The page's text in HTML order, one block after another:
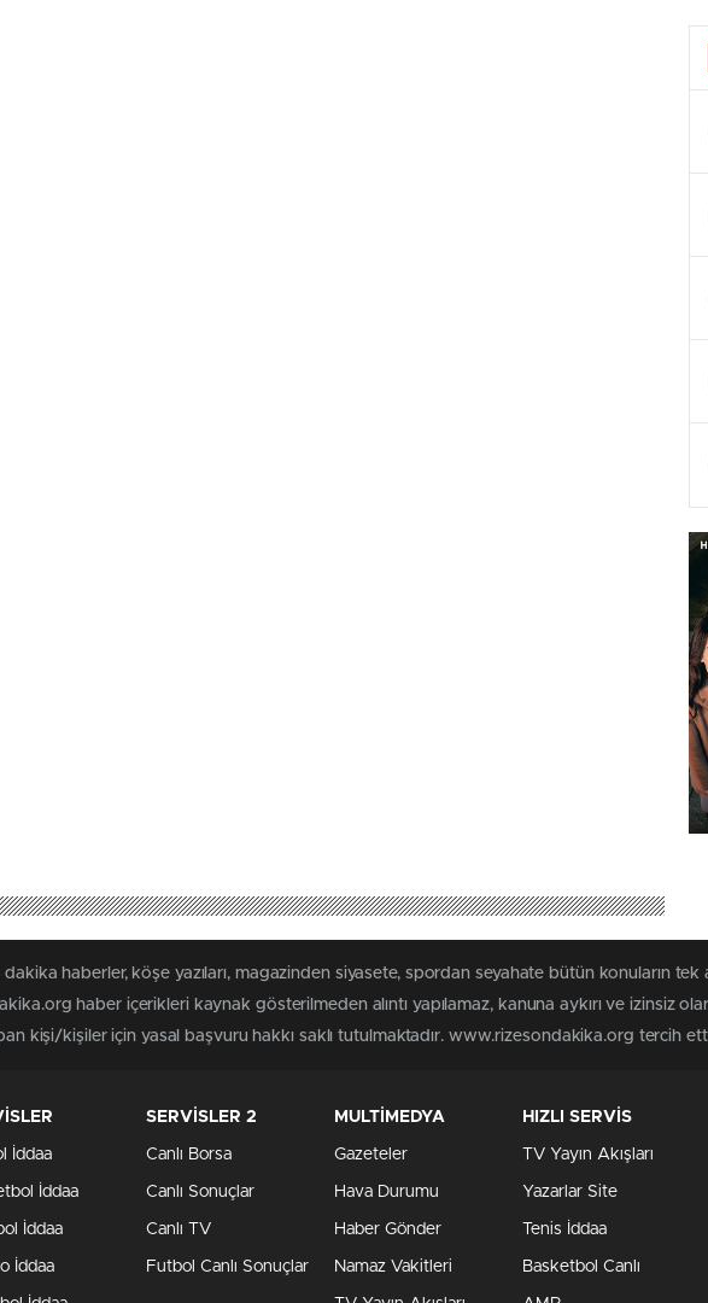
dakika haberler, köşe yazıları, magazinden siyasete, spordan seyahate bütün konuların
haber içerikleri kaynak gösterilmeden alıntı yapılamaz, kanuna aykırı ve izinsiz
kişi/kişiler için yasal başvuru hakkı saklı tutulmaktadır. www.rizesondakika.org tercih
İddaa
İddaa
İddaa
İddaa
SERVİSLER 2
Canlı Borsa
Canlı Sonuçlar
Canlı TV
Futbol Canlı Sonuçlar
MULTİMEDYA
Gazeteler
Hava Durumu
Haber Gönder
Namaz Vakitleri
HIZLI SERVİS
TV Yayın Akışları
Yazarlar Site
Tenis İddaa
Basketbol Canlı